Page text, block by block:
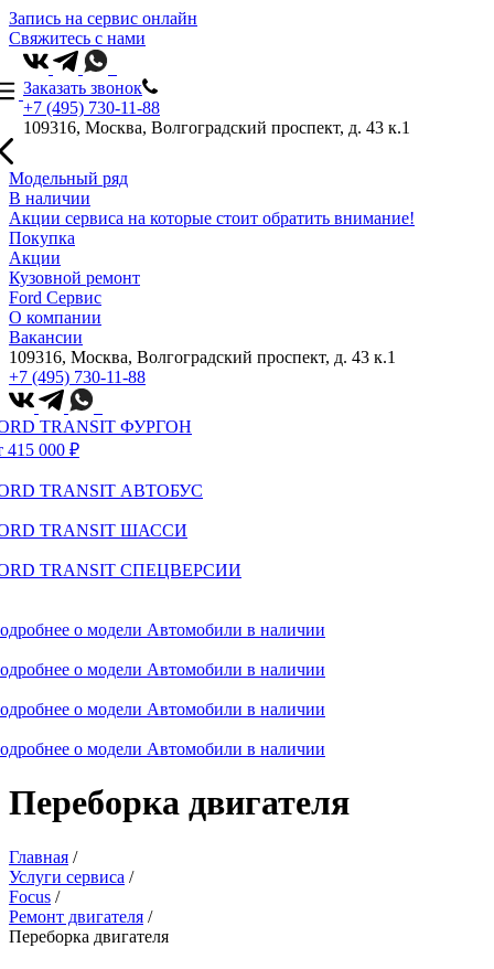
Запись на сервис онлайн
Свяжитесь с нами
Заказать звонок
+7 (495) 730-11-88
109316, Москва, Волгоградский проспект, д. 43 к.1
Модельный ряд
В наличии
Акции сервиса на которые стоит обратить внимание!
Покупка
Акции
Кузовной ремонт
Ford Сервис
О компании
Вакансии
109316, Москва, Волгоградский проспект, д. 43 к.1
+7 (495) 730-11-88
TRANSIT ФУРГОН
415 000 ₽
TRANSIT АВТОБУС
TRANSIT ШАССИ
TRANSIT СПЕЦВЕРСИИ
о модели Автомобили в наличии
о модели Автомобили в наличии
о модели Автомобили в наличии
о модели Автомобили в наличии
Переборка двигателя
Главная /
Услуги сервиса /
Focus /
Ремонт двигателя /
Переборка двигателя